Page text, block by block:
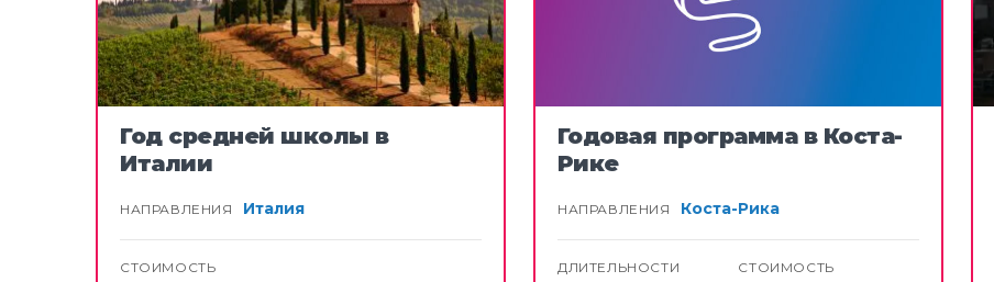
Дания
Финляндия
Франция
Германия
8 месяца и больше
Год средней школы в
Италии
НАПРАВЛЕНИЯ Италия
СТОИМОСТЬ
Годовая программа в Коста-
Рике
НАПРАВЛЕНИЯ Коста-Рика
ДЛИТЕЛЬНОСТИ СТОИМОСТЬ